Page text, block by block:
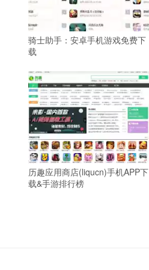
骑士助手：安卓手机游戏免费下
载
历趣应用商店(liqucn)手机APP下
载&手游排行榜